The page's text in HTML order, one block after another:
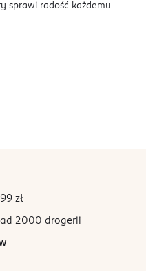
sprawi radość każdemu
zł
2000 drogerii